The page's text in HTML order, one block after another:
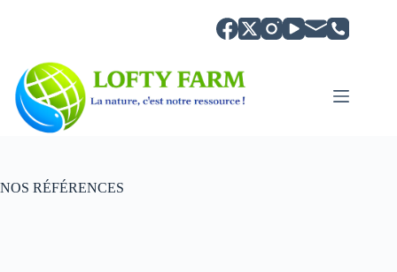
NOS RÉFÉRENCES